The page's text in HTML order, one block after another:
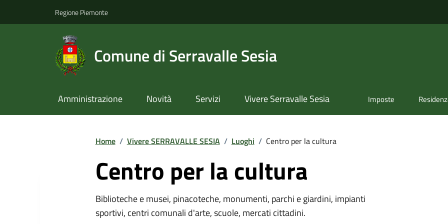
Regione Piemonte
Comune di Serravalle Sesia
Amministrazione Novità Servizi Vivere Serravalle Sesia Imposte
Home / Vivere SERRAVALLE SESIA / Luoghi / Centro per la cultura
Centro per la cultura
Biblioteche e musei, pinacoteche, monumenti, parchi e giardini, impianti
sportivi, centri comunali d'arte, scuole, mercati cittadini.